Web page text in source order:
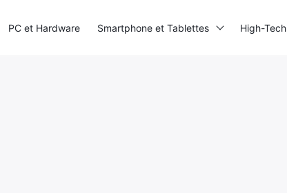
PC et Hardware Smartphone et Tablettes High-Tech